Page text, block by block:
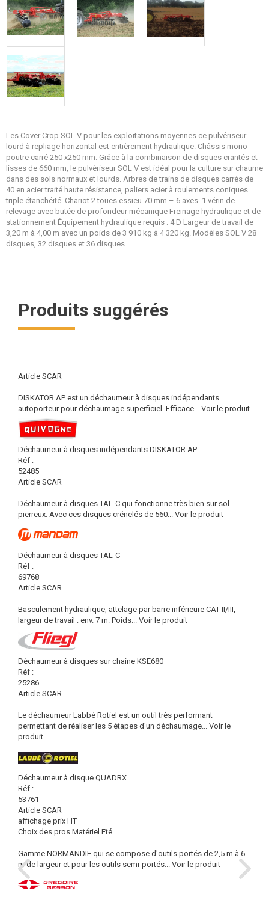
Les Cover Crop SOL V pour les exploitations moyennes ce pulvériseur
lourd à repliage horizontal est entièrement hydraulique. Châssis mono-
poutre carré 250 x250 mm. Grâce à la combinaison de disques crantés et
lisses de 660 mm, le pulvériseur SOL V est idéal pour la culture sur chaume
dans des sols normaux et lourds. Arbres de trains de disques carrés de
40 en acier traité haute résistance, paliers acier à roulements coniques
triple étanchéité. Chariot 2 toues essieu 70 mm – 6 axes. 1 vérin de
relevage avec butée de profondeur mécanique Freinage hydraulique et de
stationnement Équipement hydraulique requis : 4 D Largeur de travail de
3,20 m à 4,00 m avec un poids de 3 910 kg à 4 320 kg. Modèles SOL V 28
disques, 32 disques et 36 disques.
Produits suggérés
Article SCAR
DISKATOR AP est un déchaumeur à disques indépendants
autoporteur pour déchaumage superficiel. Efficace... Voir le produit
Déchaumeur à disques indépendants DISKATOR AP
Réf :
52485
Article SCAR
Déchaumeur à disques TAL-C qui fonctionne très bien sur sol
pierreux. Avec ces disques crénelés de 560... Voir le produit
Déchaumeur à disques TAL-C
Réf :
69768
Article SCAR
Basculement hydraulique, attelage par barre inférieure CAT II/III,
largeur de travail : env. 7 m. Poids... Voir le produit
Déchaumeur à disques sur chaine KSE680
Réf :
25286
Article SCAR
Le déchaumeur Labbé Rotiel est un outil très performant
permettant de réaliser les 5 étapes d'un déchaumage... Voir le
produit
Déchaumeur à disque QUADRX
Réf :
53761
Article SCAR
affichage prix HT
Choix des pros Matériel Eté
Gamme NORMANDIE qui se compose d'outils portés de 2,5 m à 6
m de largeur et pour les outils semi-portés... Voir le produit